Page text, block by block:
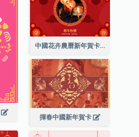
中國花卉農曆新年賀卡
揮春中國新年賀卡